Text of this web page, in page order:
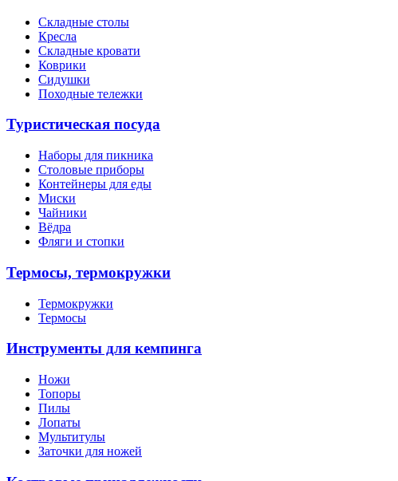
Складные столы
Кресла
Складные кровати
Коврики
Сидушки
Походные тележки
Туристическая посуда
Наборы для пикника
Столовые приборы
Контейнеры для еды
Миски
Чайники
Вёдра
Фляги и стопки
Термосы, термокружки
Термокружки
Термосы
Инструменты для кемпинга
Ножи
Топоры
Пилы
Лопаты
Мультитулы
Заточки для ножей